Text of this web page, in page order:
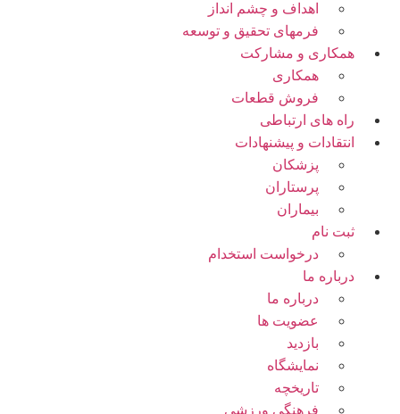
اهداف و چشم انداز
فرمهای تحقیق و توسعه
همکاری و مشارکت
همکاری
فروش قطعات
راه های ارتباطی
انتقادات و پيشنهادات
پزشكان
پرستاران
بيماران
ثبت نام
درخواست استخدام
درباره ما
درباره ما
عضویت ها
بازدید
نمایشگاه
تاريخچه
فرهنگی ورزشی